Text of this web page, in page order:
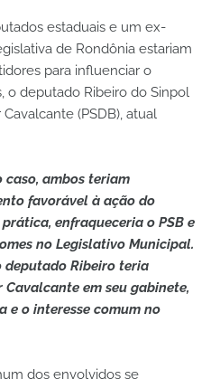
estaduais e um ex-
de Rondônia estariam
para influenciar o
o deputado Ribeiro do Sinpol
(PSDB), atual
caso, ambos teriam
favorável à ação do
enfraqueceria o PSB e
no Legislativo Municipal.
deputado Ribeiro teria
em seu gabinete,
o interesse comum no
dos envolvidos se